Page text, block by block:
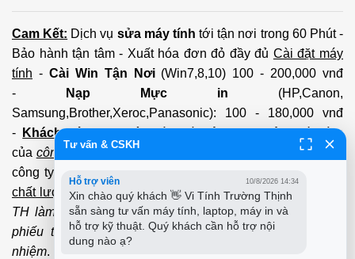
Cam Kết: Dịch vụ sửa máy tính tới tận nơi trong 60 Phút -
Bảo hành tận tâm - Xuất hóa đơn đỏ đầy đủ Cài đặt máy
tính - Cài Win Tận Nơi(Win7,8,10) 100 - 200,000 vnđ
-
Nạp Mực in
(HP,Canon,
Samsung,Brother,Xeroc,Panasonic): 100 - 180,000 vnđ
-
Khách hàng lưu ý:Các số điện thoại trên mới làm
của công ty PCI.Mọi giao dịch vui lòng liên hệ về tổng đài
công ty không liên hệ và làm việc với cá nhân đảm bảo
chất lượng dịch vụvàbảo hành nhanh uy tín.Mọi Trường
TH làm việc với cá nhân không qua tổng đài, không có
phiếu thu của công tychúng tôi xin được miễn trách
nhiệm. Trân trọng cảm ơn quý Kh đã và đang tin tưởng
Tư vấn & CSKH
Hỗ trợ viên 10/8/2026 14:34
Xin chào quý khách 👋 Vi Tính Trường Thịnh
sẵn sàng tư vấn máy tính, laptop, máy in và
hỗ trợ kỹ thuật. Quý khách cần hỗ trợ nội
dung nào ạ?